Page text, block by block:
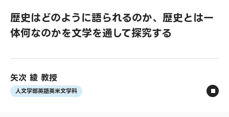
歴史はどのように語られるのか、歴史とは一
体何なのかを文学を通して探究する
矢次 綾 教授
人文学部英語英米文学科